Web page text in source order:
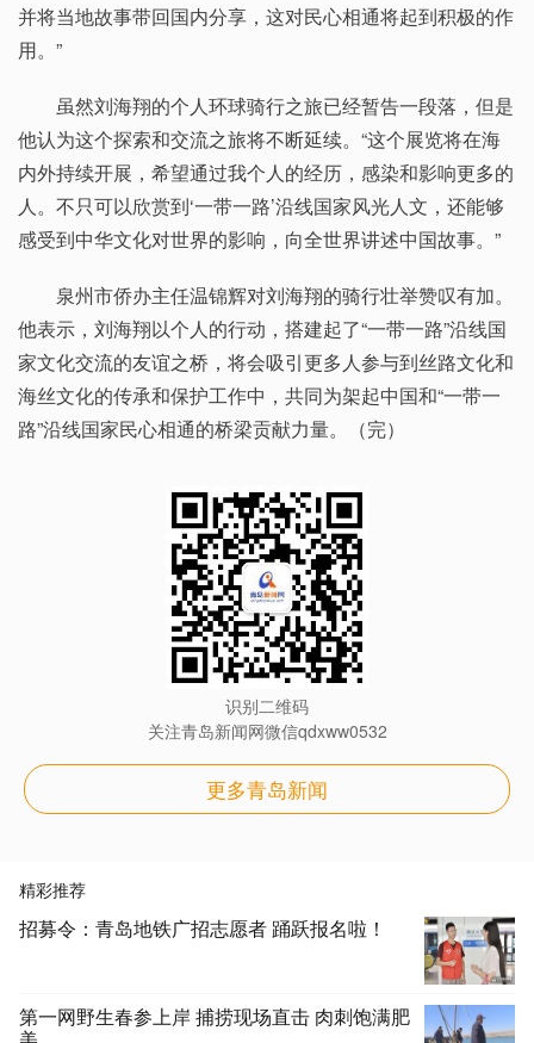
并将当地故事带回国内分享，这对民心相通将起到积极的作
用。”
虽然刘海翔的个人环球骑行之旅已经暂告一段落，但是
他认为这个探索和交流之旅将不断延续。“这个展览将在海
内外持续开展，希望通过我个人的经历，感染和影响更多的
人。不只可以欣赏到‘一带一路’沿线国家风光人文，还能够
感受到中华文化对世界的影响，向全世界讲述中国故事。”
泉州市侨办主任温锦辉对刘海翔的骑行壮举赞叹有加。
他表示，刘海翔以个人的行动，搭建起了“一带一路”沿线国
家文化交流的友谊之桥，将会吸引更多人参与到丝路文化和
海丝文化的传承和保护工作中，共同为架起中国和“一带一
路”沿线国家民心相通的桥梁贡献力量。（完）
识别二维码
关注青岛新闻网微信qdxww0532
更多青岛新闻
精彩推荐
招募令：青岛地铁广招志愿者 踊跃报名啦！
第一网野生春参上岸 捕捞现场直击 肉刺饱满肥